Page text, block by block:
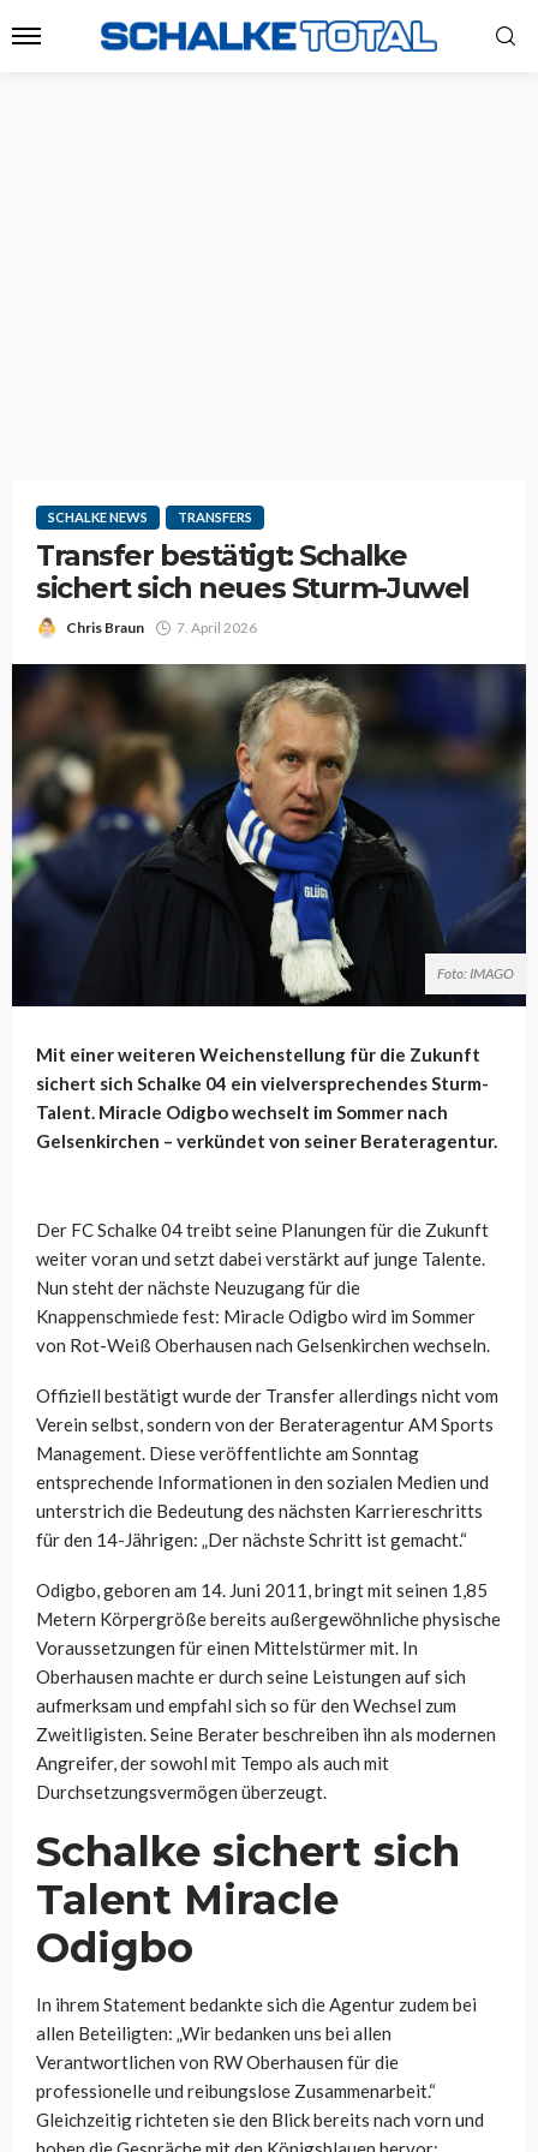
SCHALKE NEWS TRANSFERS
Transfer bestätigt: Schalke
sichert sich neues Sturm-Juwel
Chris Braun 7. April 2026
Foto: IMAGO
Mit einer weiteren Weichenstellung für die Zukunft
sichert sich Schalke 04 ein vielversprechendes Sturm-
Talent. Miracle Odigbo wechselt im Sommer nach
Gelsenkirchen – verkündet von seiner Berateragentur.
Der FC Schalke 04 treibt seine Planungen für die Zukunft
weiter voran und setzt dabei verstärkt auf junge Talente.
Nun steht der nächste Neuzugang für die
Knappenschmiede fest: Miracle Odigbo wird im Sommer
von Rot-Weiß Oberhausen nach Gelsenkirchen wechseln.
Offiziell bestätigt wurde der Transfer allerdings nicht vom
Verein selbst, sondern von der Berateragentur AM Sports
Management. Diese veröffentlichte am Sonntag
entsprechende Informationen in den sozialen Medien und
unterstrich die Bedeutung des nächsten Karriereschritts
für den 14-Jährigen: „Der nächste Schritt ist gemacht.“
Odigbo, geboren am 14. Juni 2011, bringt mit seinen 1,85
Metern Körpergröße bereits außergewöhnliche physische
Voraussetzungen für einen Mittelstürmer mit. In
Oberhausen machte er durch seine Leistungen auf sich
aufmerksam und empfahl sich so für den Wechsel zum
Zweitligisten. Seine Berater beschreiben ihn als modernen
Angreifer, der sowohl mit Tempo als auch mit
Durchsetzungsvermögen überzeugt.
Schalke sichert sich
Talent Miracle
Odigbo
In ihrem Statement bedankte sich die Agentur zudem bei
allen Beteiligten: „Wir bedanken uns bei allen
Verantwortlichen von RW Oberhausen für die
professionelle und reibungslose Zusammenarbeit.“
Gleichzeitig richteten sie den Blick bereits nach vorn und